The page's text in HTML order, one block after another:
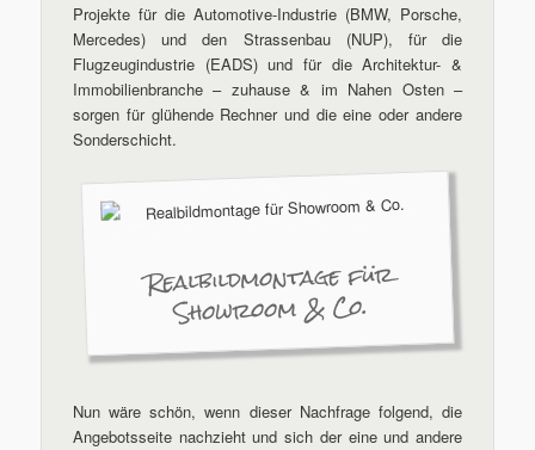
Projekte für die Automotive-Industrie (BMW, Porsche,
Mercedes) und den Strassenbau (NUP), für die
Flugzeugindustrie (EADS) und für die Architektur- &
Immobilienbranche – zuhause & im Nahen Osten –
sorgen für glühende Rechner und die eine oder andere
Sonderschicht.
Realbildmontage für
Showroom & Co.
Nun wäre schön, wenn dieser Nachfrage folgend, die
Angebotsseite nachzieht und sich der eine und andere